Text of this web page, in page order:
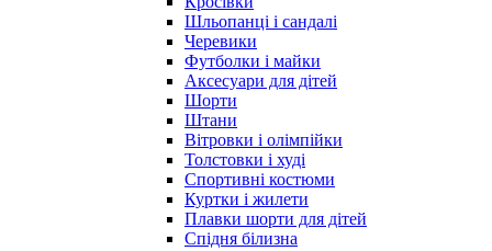
Шльопанці і сандалі
Черевики
Футболки і майки
Аксесуари для дітей
Шорти
Штани
Вітровки і олімпійки
Толстовки і худі
Спортивні костюми
Куртки і жилети
Плавки шорти для дітей
Спідня білизна